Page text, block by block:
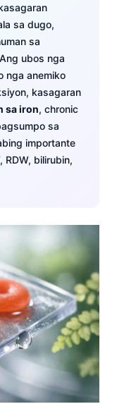
sa dugo,
sa
ubos nga
nga anemiko
kasagaran
sa iron, chronic
sa
importante
RDW, bilirubin,